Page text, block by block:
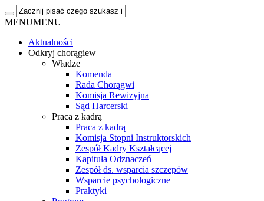
MENUMENU
Aktualności
Odkryj chorągiew
Władze
Komenda
Rada Chorągwi
Komisja Rewizyjna
Sąd Harcerski
Praca z kadrą
Praca z kadrą
Komisja Stopni Instruktorskich
Zespół Kadry Kształcącej
Kapituła Odznaczeń
Zespół ds. wsparcia szczepów
Wsparcie psychologiczne
Praktyki